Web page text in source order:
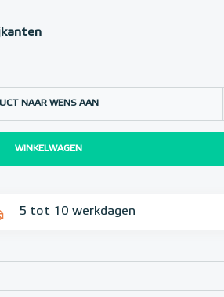
NAAR WENS AAN
WINKELWAGEN
5 tot 10 werkdagen